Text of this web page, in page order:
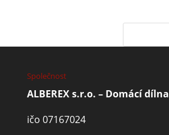
Společnost
ALBEREX s.r.o. – Domácí dílna
ičo 07167024